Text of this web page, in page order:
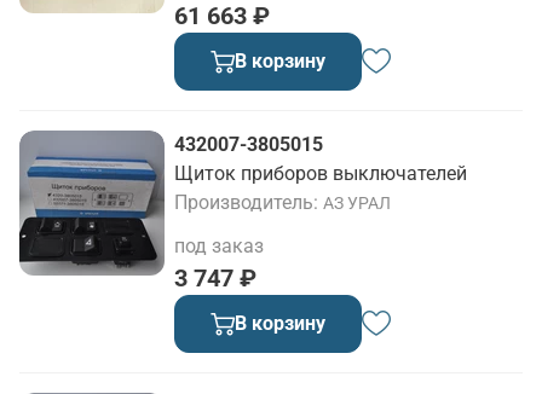
61 663 ₽
В корзину
432007-3805015
Щиток приборов выключателей
Производитель АЗ УРАЛ
3 747 ₽
под заказ
В корзину